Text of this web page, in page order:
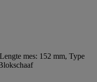
mes: 152 mm, Type